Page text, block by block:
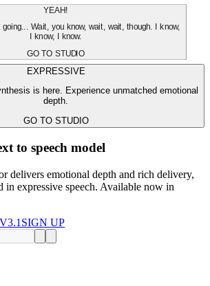
YEAH!
Wait, you know, wait, wait, though. I know,
I know, I know.
GO TO STUDIO
EXPRESSIVE
is here. Experience unmatched emotional
depth.
GO TO STUDIO
to speech model
delivers emotional depth and rich delivery,
in expressive speech. Available now in
SIGN UP